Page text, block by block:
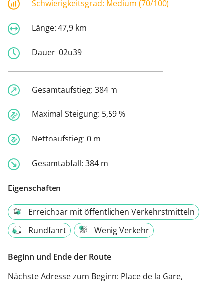
Schwierigkeitsgrad: Medium (70/100)
Länge: 47,9 km
Dauer: 02u39
Gesamtaufstieg: 384 m
Maximal Steigung: 5,59 %
Nettoaufstieg: 0 m
Gesamtabfall: 384 m
Eigenschaften
Erreichbar mit öffentlichen Verkehrstmitteln
Rundfahrt
Wenig Verkehr
Beginn und Ende der Route
Nächste Adresse zum Beginn: Place de la Gare,